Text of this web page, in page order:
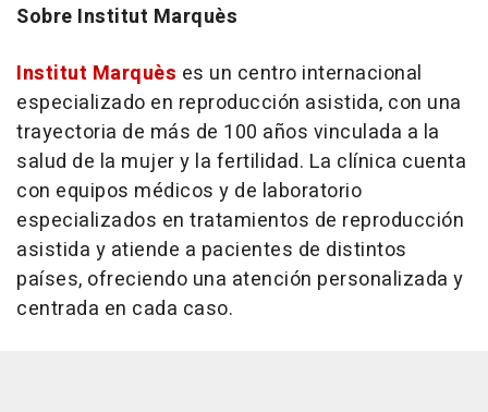
Sobre Institut Marquès
Institut Marquès es un centro internacional
especializado en reproducción asistida, con una
trayectoria de más de 100 años vinculada a la
salud de la mujer y la fertilidad. La clínica cuenta
con equipos médicos y de laboratorio
especializados en tratamientos de reproducción
asistida y atiende a pacientes de distintos
países, ofreciendo una atención personalizada y
centrada en cada caso.